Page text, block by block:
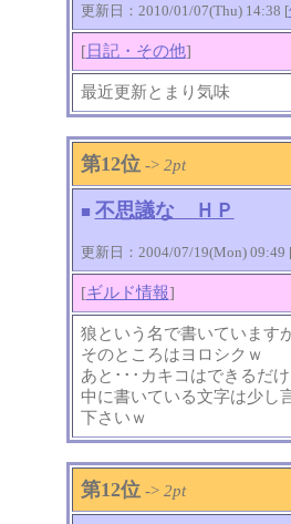
更新日：2010/01/07(Thu) 14:38 [
[日記・その他]
最近更新とまり気味
第12位 -> 2pt
■ 不思議な ＨＰ
更新日：2004/07/19(Mon) 09:49
[ギルド情報]
狼という名で書いています
そのところはヨロシクｗ
あと･･･カキコはできるだ
中に書いている文字は少し
下さいｗ
第12位 -> 2pt